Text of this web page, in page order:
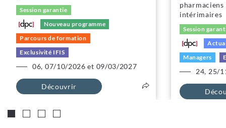
Session garantie
Nouveau programme
Parcours de formation
Exclusivité IFIS
06, 07/10/2026 et 09/03/2027
Découvrir
pharmaciens
intérimaires
Session
Managers
24, 25/